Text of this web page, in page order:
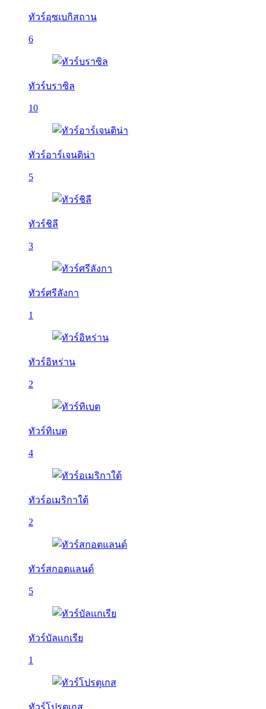
ทัวร์อุซเบกิสถาน
6
ทัวร์บราซิล
10
ทัวร์อาร์เจนติน่า
5
ทัวร์ชิลี
3
ทัวร์ศรีลังกา
1
ทัวร์อิหร่าน
2
ทัวร์ทิเบต
4
ทัวร์อเมริกาใต้
2
ทัวร์สกอตแลนด์
5
ทัวร์บัลเเกเรีย
1
ทัวร์โปรตุเกส